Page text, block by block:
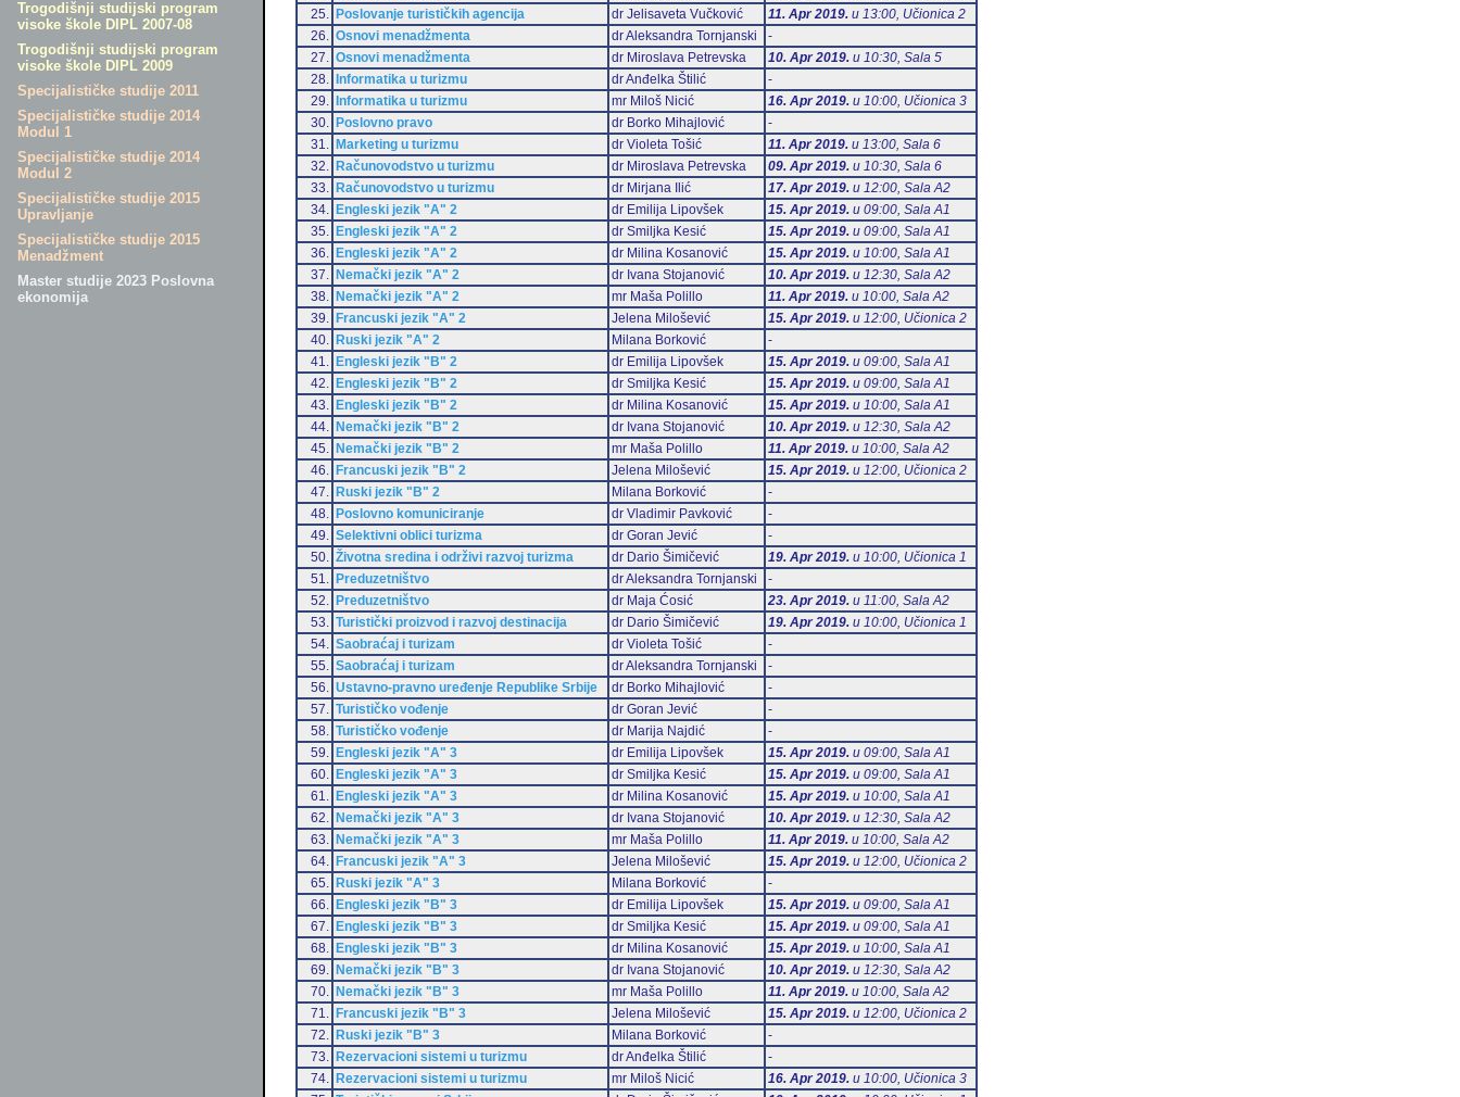
Trogodišnji studijski program
visoke škole DIPL 2007-08
Trogodišnji studijski program
visoke škole DIPL 2009
Specijalističke studije 2011
Specijalističke studije 2014
Modul 1
Specijalističke studije 2014
Modul 2
Specijalističke studije 2015
Upravljanje
Specijalističke studije 2015
Menadžment
Master studije 2023 Poslovna
ekonomija
25.
Poslovanje turističkih agencija dr Jelisaveta Vučković 11. Apr 2019.u 13:00, Učionica 2
26.
Osnovi menadžmenta dr Aleksandra Tornjanski
-
27.
Osnovi menadžmenta dr Miroslava Petrevska 10. Apr 2019.u 10:30, Sala 5
28.
Informatika u turizmu dr Anđelka Štilić
-
29.
Informatika u turizmu mr Miloš Nicić 16. Apr 2019.u 10:00, Učionica 3
30.
Poslovno pravo dr Borko Mihajlović
-
31.
Marketing u turizmu dr Violeta Tošić 11. Apr 2019.u 13:00, Sala 6
32.
Računovodstvo u turizmu dr Miroslava Petrevska 09. Apr 2019.u 10:30, Sala 6
33.
Računovodstvo u turizmu dr Mirjana Ilić 17. Apr 2019.u 12:00, Sala А2
34.
Engleski jezik "A" 2 dr Emilija Lipovšek 15. Apr 2019.u 09:00, Sala А1
35.
Engleski jezik "A" 2 dr Smiljka Kesić 15. Apr 2019.u 09:00, Sala А1
36.
Engleski jezik "A" 2 dr Milina Kosanović 15. Apr 2019.u 10:00, Sala А1
37.
Nemački jezik "A" 2 dr Ivana Stojanović 10. Apr 2019.u 12:30, Sala А2
38.
Nemački jezik "A" 2 mr Maša Polillo 11. Apr 2019.u 10:00, Sala А2
39.
Francuski jezik "A" 2 Jelena Milošević 15. Apr 2019.u 12:00, Učionica 2
40.
Ruski jezik "A" 2 Milana Borković
-
41.
Engleski jezik "B" 2 dr Emilija Lipovšek 15. Apr 2019.u 09:00, Sala А1
42.
Engleski jezik "B" 2 dr Smiljka Kesić 15. Apr 2019.u 09:00, Sala А1
43.
Engleski jezik "B" 2 dr Milina Kosanović 15. Apr 2019.u 10:00, Sala А1
44.
Nemački jezik "B" 2 dr Ivana Stojanović 10. Apr 2019.u 12:30, Sala А2
45.
Nemački jezik "B" 2 mr Maša Polillo 11. Apr 2019.u 10:00, Sala А2
46.
Francuski jezik "B" 2 Jelena Milošević 15. Apr 2019.u 12:00, Učionica 2
47.
Ruski jezik "B" 2 Milana Borković
-
48.
Poslovno komuniciranje dr Vladimir Pavković
-
49.
Selektivni oblici turizma dr Goran Jević
-
50.
Životna sredina i održivi razvoj turizma dr Dario Šimičević 19. Apr 2019.u 10:00, Učionica 1
51.
Preduzetništvo dr Aleksandra Tornjanski
-
52.
Preduzetništvo dr Maja Ćosić 23. Apr 2019.u 11:00, Sala А2
53.
Turistički proizvod i razvoj destinacija dr Dario Šimičević 19. Apr 2019.u 10:00, Učionica 1
54.
Saobraćaj i turizam dr Violeta Tošić
-
55.
Saobraćaj i turizam dr Aleksandra Tornjanski
-
56.
Ustavno-pravno uređenje Republike Srbije dr Borko Mihajlović
-
57.
Turističko vođenje dr Goran Jević
-
58.
Turističko vođenje dr Marija Najdić
-
59.
Engleski jezik "A" 3 dr Emilija Lipovšek 15. Apr 2019.u 09:00, Sala А1
60.
Engleski jezik "A" 3 dr Smiljka Kesić 15. Apr 2019.u 09:00, Sala А1
61.
Engleski jezik "A" 3 dr Milina Kosanović 15. Apr 2019.u 10:00, Sala А1
62.
Nemački jezik "A" 3 dr Ivana Stojanović 10. Apr 2019.u 12:30, Sala А2
63.
Nemački jezik "A" 3 mr Maša Polillo 11. Apr 2019.u 10:00, Sala А2
64.
Francuski jezik "A" 3 Jelena Milošević 15. Apr 2019.u 12:00, Učionica 2
65.
Ruski jezik "A" 3 Milana Borković
-
66.
Engleski jezik "B" 3 dr Emilija Lipovšek 15. Apr 2019.u 09:00, Sala А1
67.
Engleski jezik "B" 3 dr Smiljka Kesić 15. Apr 2019.u 09:00, Sala А1
68.
Engleski jezik "B" 3 dr Milina Kosanović 15. Apr 2019.u 10:00, Sala А1
69.
Nemački jezik "B" 3 dr Ivana Stojanović 10. Apr 2019.u 12:30, Sala А2
70.
Nemački jezik "B" 3 mr Maša Polillo 11. Apr 2019.u 10:00, Sala А2
71.
Francuski jezik "B" 3 Jelena Milošević 15. Apr 2019.u 12:00, Učionica 2
72.
Ruski jezik "B" 3 Milana Borković
-
73.
Rezervacioni sistemi u turizmu dr Anđelka Štilić
-
74.
Rezervacioni sistemi u turizmu mr Miloš Nicić 16. Apr 2019.u 10:00, Učionica 3